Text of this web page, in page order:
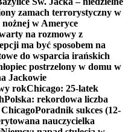
zamach terrorystyczny w
w Ameryce
na rozmowy z
ma być sposobem na
do wsparcia irańskich
postrzelony w domu w
Jackowie
rokChicago: 25-latek
Polska: rekordowa liczba
Poradnik sukces (12-
nauczycielka